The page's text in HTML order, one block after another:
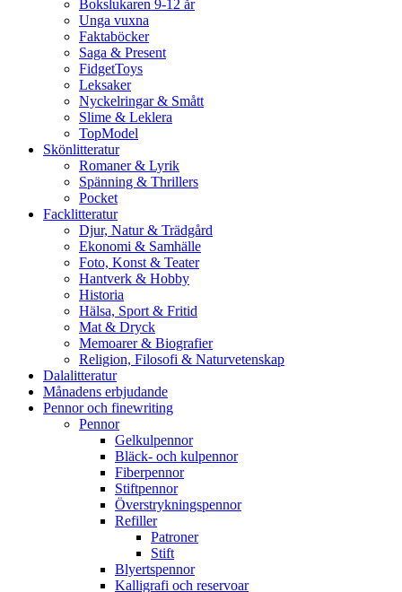
Bokslukaren 9-12 år
Unga vuxna
Faktaböcker
Saga & Present
FidgetToys
Leksaker
Nyckelringar & Smått
Slime & Leklera
TopModel
Skönlitteratur
Romaner & Lyrik
Spänning & Thrillers
Pocket
Facklitteratur
Djur, Natur & Trädgård
Ekonomi & Samhälle
Foto, Konst & Teater
Hantverk & Hobby
Historia
Hälsa, Sport & Fritid
Mat & Dryck
Memoarer & Biografier
Religion, Filosofi & Naturvetenskap
Dalalitteratur
Månadens erbjudande
Pennor och finewriting
Pennor
Gelkulpennor
Bläck- och kulpennor
Fiberpennor
Stiftpennor
Överstrykningspennor
Refiller
Patroner
Stift
Blyertspennor
Kalligrafi och reservoar